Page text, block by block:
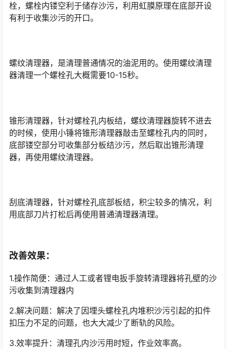
栓，螺栓内镂空利于储存沙污，利用虹膜原理在底部开设
有利于收集沙污的开口。󠅅󠅃󠄵󠅂󠄪󠇖󠆨󠆨󠇕󠆞󠆒󠅬󠇘󠆭󠆘󠇙󠆝󠅵󠇗󠆭󠆁󠄐󠇗󠅹󠅸󠇖󠆍󠅳󠇖󠅹󠅰󠇖󠆌󠅹
螺纹清理器，是清理普通情况的油泥用的。使用螺纹清理
器清理一个螺栓孔大概需要10-15秒。
锥形清理器，针对螺栓孔内板结，螺纹清理器旋转不进去
的时候，使用小锤将锥形清理器敲击至螺栓孔内的同时，
底部镂空部分可收集部分板结沙污，然后取出锥形清理
器，再使用螺纹清理器。󠅅󠅃󠄵󠅂󠄪󠇖󠆨󠆨󠇕󠆞󠆒󠅬󠇘󠆭󠆘󠇙󠆝󠅵󠇗󠆭󠆁󠄐󠇗󠅹󠅸󠇖󠆍󠅳󠇖󠅹󠅰󠇖󠆌󠅹
刮底清理器，针对螺栓孔底部板结，积尘较多的情况，利
用底部刀片打松后再使用普通清理器清理。
改善效果：
1.操作简便：通过人工或者锂电扳手旋转清理器将孔壁的沙
污收集到清理器内
2.解决问题：解决了因埋头螺栓孔内堆积沙污引起的扣件
扣压力不足的问题，也大大减少了断轨的风险。
3.效率提升：清理孔内沙污用时短，作业效率高。